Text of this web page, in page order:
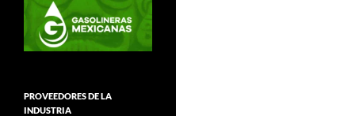
PROVEEDORES DE LA
INDUSTRIA